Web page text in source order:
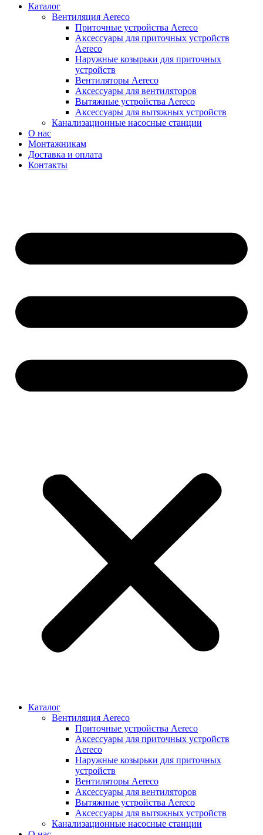
Каталог
Вентиляция Aereco
Приточные устройства Aereco
Аксессуары для приточных устройств
Aereco
Наружные козырьки для приточных
устройств
Вентиляторы Aereco
Аксессуары для вентиляторов
Вытяжные устройства Aereco
Аксессуары для вытяжных устройств
Канализационные насосные станции
О нас
Монтажникам
Доставка и оплата
Контакты
Каталог
Вентиляция Aereco
Приточные устройства Aereco
Аксессуары для приточных устройств
Aereco
Наружные козырьки для приточных
устройств
Вентиляторы Aereco
Аксессуары для вентиляторов
Вытяжные устройства Aereco
Аксессуары для вытяжных устройств
Канализационные насосные станции